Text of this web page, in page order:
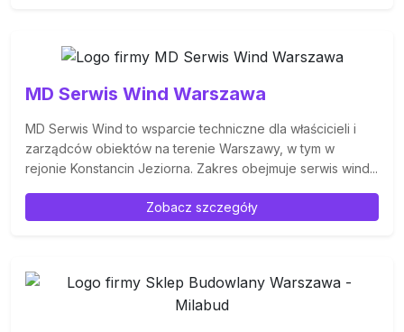
MD Serwis Wind Warszawa
MD Serwis Wind to wsparcie techniczne dla właścicieli i
zarządców obiektów na terenie Warszawy, w tym w
rejonie Konstancin Jeziorna. Zakres obejmuje serwis wind...
Zobacz szczegóły